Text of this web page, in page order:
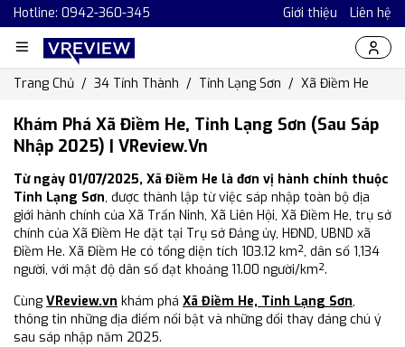
Hotline: 0942-360-345 Giới thiệu Liên hệ
Trang Chủ 34 Tỉnh Thành Tỉnh Lạng Sơn Xã Điềm He
Khám Phá Xã Điềm He, Tỉnh Lạng Sơn (Sau Sáp
Nhập 2025) | VReview.vn
Từ ngày 01/07/2025, Xã Điềm He là đơn vị hành chính thuộc
Tỉnh Lạng Sơn, được thành lập từ việc sáp nhập toàn bộ địa
giới hành chính của Xã Trấn Ninh, Xã Liên Hội, Xã Điềm He, trụ sở
chính của Xã Điềm He đặt tại Trụ sở Đảng ủy, HĐND, UBND xã
Điềm He. Xã Điềm He có tổng diện tích 103.12 km², dân số 1,134
người, với mật độ dân số đạt khoảng 11.00 người/km².
Cùng VReview.vn khám phá Xã Điềm He, Tỉnh Lạng Sơn,
thông tin những địa điểm nổi bật và những đổi thay đáng chú ý
sau sáp nhập năm 2025.